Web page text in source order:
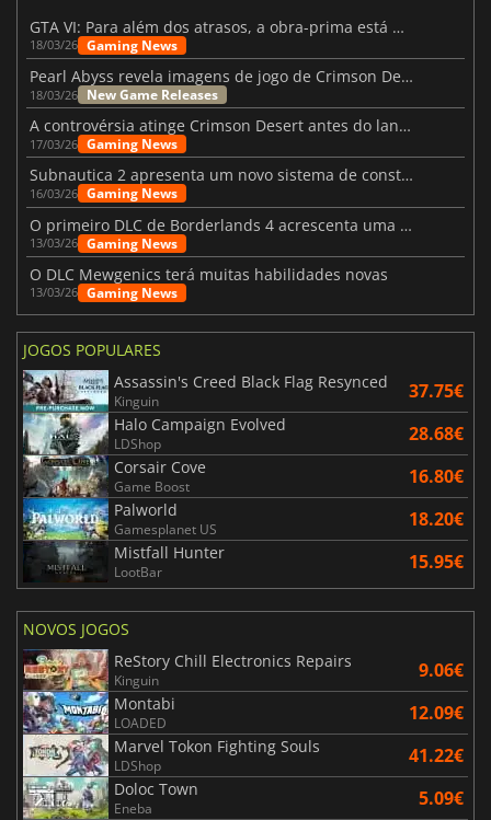
GTA VI: Para além dos atrasos, a obra-prima está quase a chegar
18/03/26 Gaming News
Pearl Abyss revela imagens de jogo de Crimson Desert para a PS5
18/03/26 New Game Releases
A controvérsia atinge Crimson Desert antes do lançamento
17/03/26 Gaming News
Subnautica 2 apresenta um novo sistema de construção de bases
16/03/26 Gaming News
O primeiro DLC de Borderlands 4 acrescenta uma nova personagem e muito mais
13/03/26 Gaming News
O DLC Mewgenics terá muitas habilidades novas
13/03/26 Gaming News
JOGOS POPULARES
Assassin's Creed Black Flag Resynced
Kinguin 37.75€
Halo Campaign Evolved
LDShop 28.68€
Corsair Cove
Game Boost 16.80€
Palworld
Gamesplanet US 18.20€
Mistfall Hunter
LootBar 15.95€
NOVOS JOGOS
ReStory Chill Electronics Repairs
Kinguin 9.06€
Montabi
LOADED 12.09€
Marvel Tokon Fighting Souls
LDShop 41.22€
Doloc Town
Eneba 5.09€